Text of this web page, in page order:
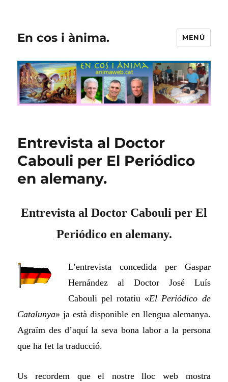
En cos i ànima. MENÚ
Entrevista al Doctor
Cabouli per El Periódico
en alemany.
Entrevista al Doctor Cabouli per El
Periódico en alemany.
L’entrevista concedida per Gaspar
Hernández al Doctor José Luís
Cabouli pel rotatiu «El Periódico de
Catalunya» ja està disponible en llengua alemanya.
Agraïm des d’aquí la seva bona labor a la persona
que ha fet la traducció.
Us recordem que el nostre lloc web mostra